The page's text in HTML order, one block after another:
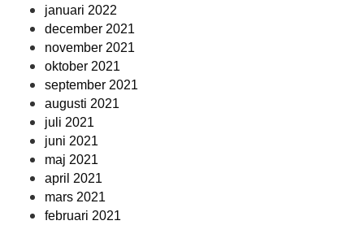
januari 2022
december 2021
november 2021
oktober 2021
september 2021
augusti 2021
juli 2021
juni 2021
maj 2021
april 2021
mars 2021
februari 2021